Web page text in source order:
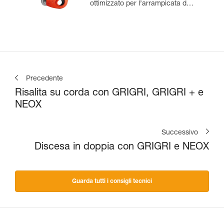
ottimizzato per l’arrampicata da
Precedente
Risalita su corda con GRIGRI, GRIGRI + e
NEOX
Successivo
Discesa in doppia con GRIGRI e NEOX
Guarda tutti i consigli tecnici